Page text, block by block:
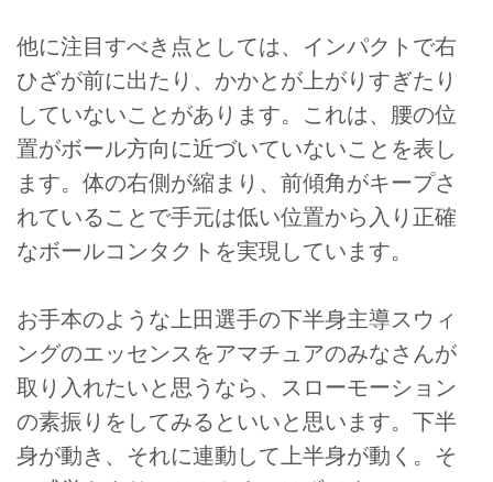
他に注目すべき点としては、インパクトで右
ひざが前に出たり、かかとが上がりすぎたり
していないことがあります。これは、腰の位
置がボール方向に近づいていないことを表し
ます。体の右側が縮まり、前傾角がキープさ
れていることで手元は低い位置から入り正確
なボールコンタクトを実現しています。
お手本のような上田選手の下半身主導スウィ
ングのエッセンスをアマチュアのみなさんが
取り入れたいと思うなら、スローモーション
の素振りをしてみるといいと思います。下半
身が動き、それに連動して上半身が動く。そ